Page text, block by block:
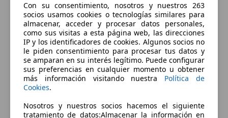
Con su consentimiento, nosotros y nuestros 263
socios usamos cookies o tecnologías similares para
almacenar, acceder y procesar datos personales,
como sus visitas a esta página web, las direcciones
IP y los identificadores de cookies. Algunos socios no
le piden consentimiento para procesar tus datos y
se amparan en su interés legítimo. Puede configurar
sus preferencias en cualquier momento u obtener
más información visitando nuestra Política de
Cookies.
Nosotros y nuestros socios hacemos el siguiente
tratamiento de datos:Almacenar la información en